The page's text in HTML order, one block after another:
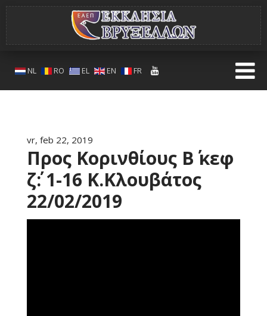
NL RO EL EN FR
vr, feb 22, 2019
Προς Κορινθίους Β΄ κεφ
ζ΄: 1-16 Κ.Κλουβάτος
22/02/2019